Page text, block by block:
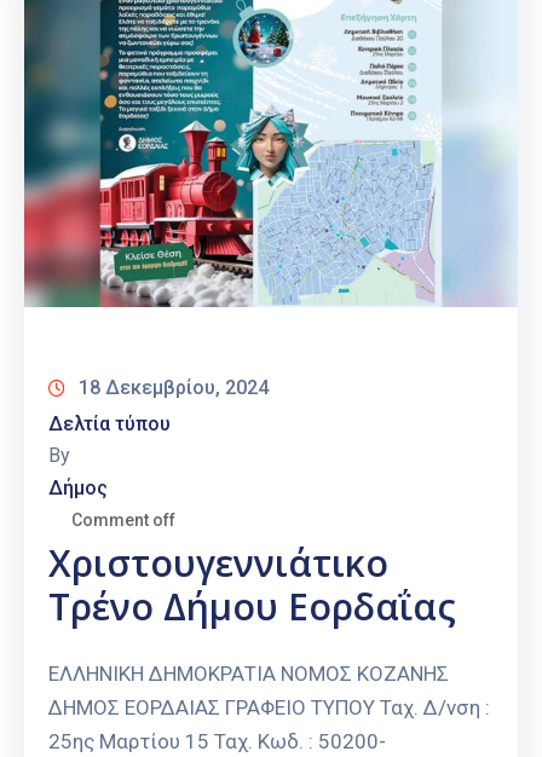
18 Δεκεμβρίου, 2024
Δελτία τύπου
By
Δήμος
Comment off
Χριστουγεννιάτικο
Τρένο Δήμου Εορδαΐας
ΕΛΛΗΝΙΚΗ ΔΗΜΟΚΡΑΤΙΑ ΝΟΜΟΣ ΚΟΖΑΝΗΣ
ΔΗΜΟΣ ΕΟΡΔΑΙΑΣ ΓΡΑΦΕΙΟ ΤΥΠΟΥ Ταχ. Δ/νση :
25ης Μαρτίου 15 Ταχ. Κωδ. : 50200-